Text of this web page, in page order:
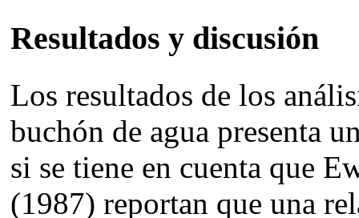
Resultados y discusión
Los resultados de los
buchón de agua presenta
si se tiene en cuenta que
(1987) reportan que una